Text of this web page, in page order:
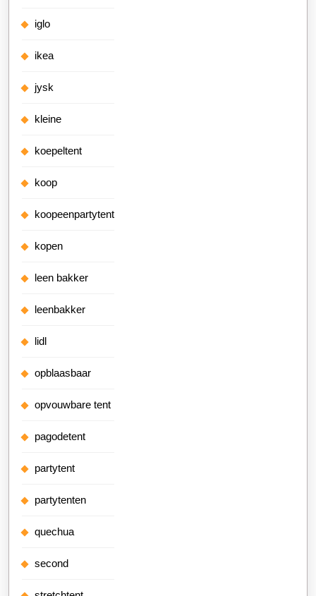
iglo
ikea
jysk
kleine
koepeltent
koop
koopeenpartytent
kopen
leen bakker
leenbakker
lidl
opblaasbaar
opvouwbare tent
pagodetent
partytent
partytenten
quechua
second